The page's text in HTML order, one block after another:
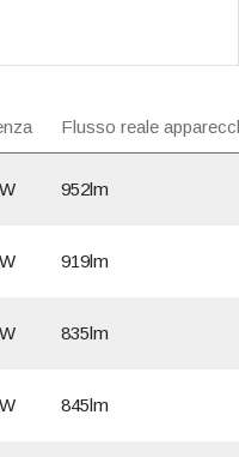
Flusso reale
952lm
919lm
835lm
845lm